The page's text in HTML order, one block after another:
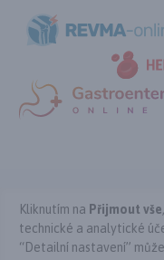
Kontakt
Kliknutím na Přijmout vše
technické a analytické
“Detailní nastavení”